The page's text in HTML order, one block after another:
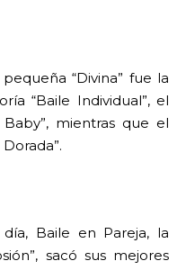
“Divina” fue la
“Baile Individual”, el
mientras que el
Baile en Pareja, la
sacó sus mejores